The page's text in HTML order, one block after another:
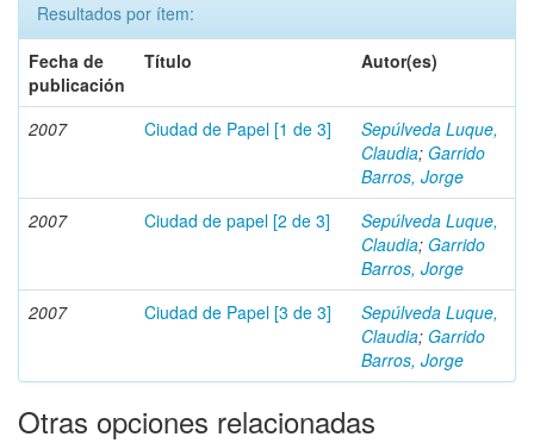
Resultados por ítem:
Fecha de
publicación
Título Autor(es)
2007 Ciudad de Papel [1 de 3]
Sepúlveda Luque,
Claudia; Garrido
Barros, Jorge
2007
Ciudad de papel [2 de 3]
Sepúlveda Luque,
Claudia; Garrido
Barros, Jorge
2007
Ciudad de Papel [3 de 3]
Sepúlveda Luque,
Claudia; Garrido
Barros, Jorge
Otras opciones relacionadas